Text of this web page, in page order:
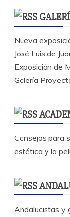
Nueva
José Luis de
Exposición de
Galería
Consejos para
estética y la
Andalucistas y